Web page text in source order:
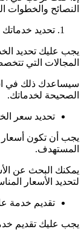
النصائح والخطوات
تحديد
يجب عليك تحديد
المجالات التي
سيساعدك ذلك في
الصحيحة لخدماتك.
تحديد سعر
يجب أن تكون أسعار
المستهدف.
يمكنك البحث عن
لتحديد الأسعار
تقديم خدمة
يجب عليك تقديم